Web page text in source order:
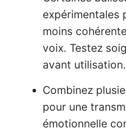
expérimentales
moins
voix. Testez
avant utilisation.
Combinez
pour une
émotionnelle